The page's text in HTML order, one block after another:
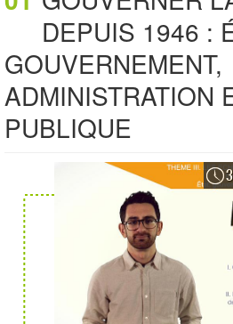
DEPUIS 1946 :
GOUVERNEMENT,
ADMINISTRATION
PUBLIQUE